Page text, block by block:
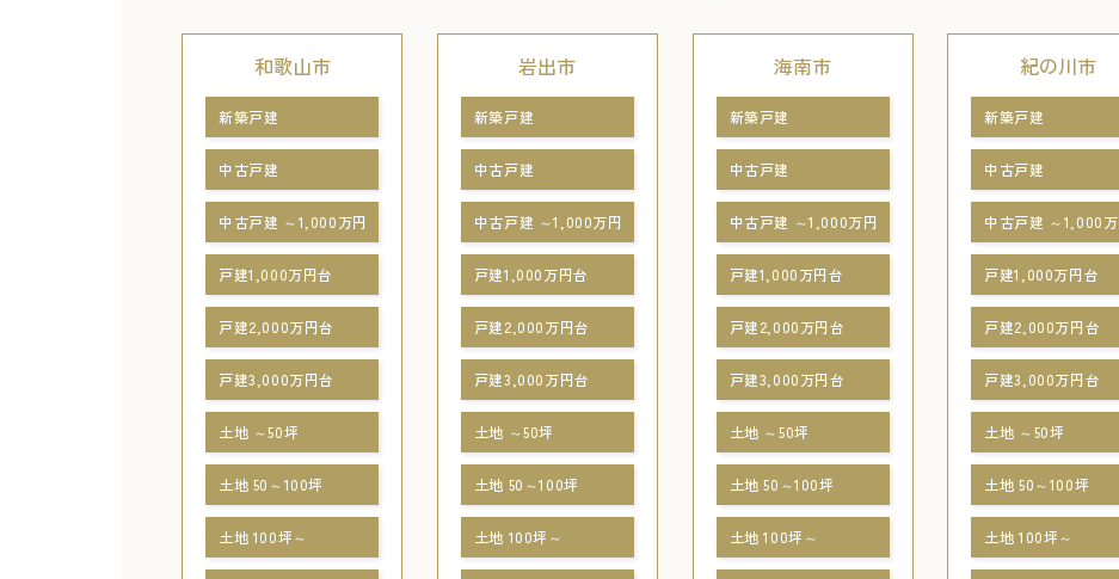
和歌山市
新築戸建
中古戸建
中古戸建 ～1,000万円
戸建1,000万円台
戸建2,000万円台
戸建3,000万円台
土地 ～50坪
土地 50～100坪
土地 100坪～
岩出市
新築戸建
中古戸建
中古戸建 ～1,000万円
戸建1,000万円台
戸建2,000万円台
戸建3,000万円台
土地 ～50坪
土地 50～100坪
土地 100坪～
海南市
新築戸建
中古戸建
中古戸建 ～1,000万円
戸建1,000万円台
戸建2,000万円台
戸建3,000万円台
土地 ～50坪
土地 50～100坪
土地 100坪～
紀の川市
新築戸建
中古戸建
中古戸建 ～1,000万
戸建1,000万円台
戸建2,000万円台
戸建3,000万円台
土地 ～50坪
土地 50～100坪
土地 100坪～